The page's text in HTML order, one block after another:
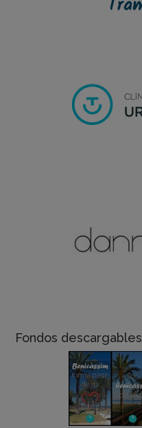
Fondos descargables